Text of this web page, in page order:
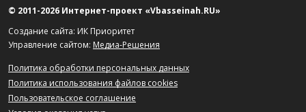
© 2011-2026 Интернет-проект «Vbasseinah.RU»
Создание сайта: ИК Приоритет
Управление сайтом: Медиа-Решения
Политика обработки персональных данных
Политика использования файлов cookies
Пользовательское соглашение